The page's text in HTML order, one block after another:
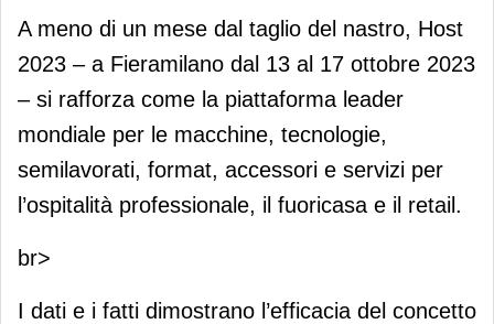
Host 2023 guarda al futuro con
l’innovazione di punta di espositori da
tutto il mondo
A meno di un mese dal taglio del nastro, Host
2023 – a Fieramilano dal 13 al 17 ottobre 2023
– si rafforza come la piattaforma leader
mondiale per le macchine, tecnologie,
semilavorati, format, accessori e servizi per
l’ospitalità professionale, il fuoricasa e il retail.
br>
I dati e i fatti dimostrano l’efficacia del concetto